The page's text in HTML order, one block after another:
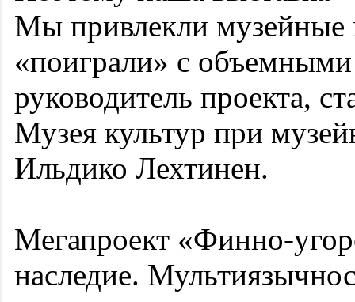
Мы привлекли музейные
«поиграли» с
руководитель проекта,
Музея культур при
Ильдико Лехтинен.
Мегапроект «Финно-
наследие.